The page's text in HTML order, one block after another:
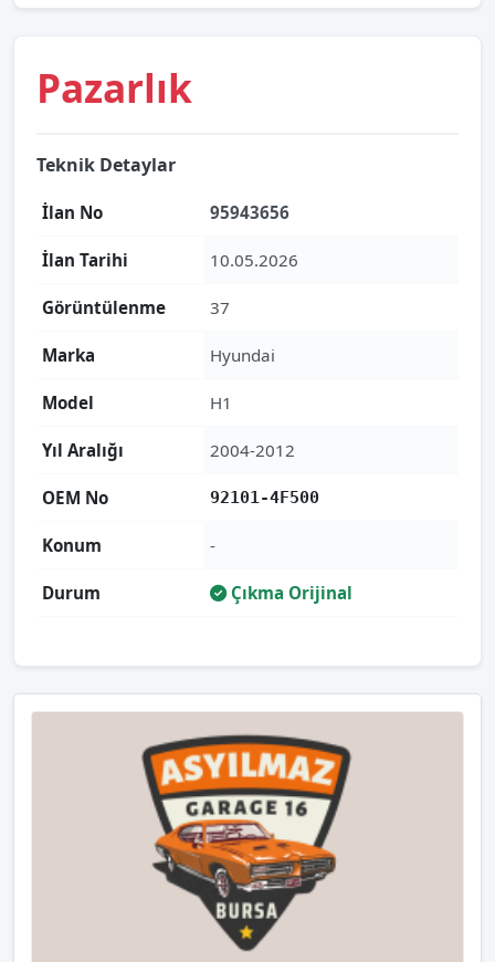
Pazarlık
Teknik Detaylar
İlan No 95943656
İlan Tarihi 10.05.2026
Görüntülenme 37
Marka Hyundai
Model H1
Yıl Aralığı 2004-2012
OEM No 92101-4F500
Konum -
Durum Çıkma Orijinal